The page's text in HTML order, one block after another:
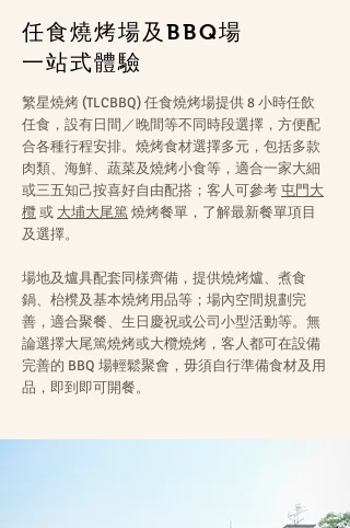
任食燒烤場及BBQ場
一站式體驗
繁星燒烤 (TLCBBQ) 任食燒烤場提供 8 小時任飲
任食，設有日間／晚間等不同時段選擇，方便配
合各種行程安排。燒烤食材選擇多元，包括多款
肉類、海鮮、蔬菜及燒烤小食等，適合一家大細
或三五知己按喜好自由配搭；客人可參考屯門大
欖或 大埔大尾篤 燒烤餐單，了解最新餐單項目
及選擇。
場地及爐具配套同樣齊備，提供燒烤爐、煮食
鍋、枱櫈及基本燒烤用品等；場內空間規劃完
善，適合聚餐、生日慶祝或公司小型活動等。無
論選擇大尾篤燒烤或大欖燒烤，客人都可在設備
完善的 BBQ 場輕鬆聚會，毋須自行準備食材及用
品，即到即可開餐。